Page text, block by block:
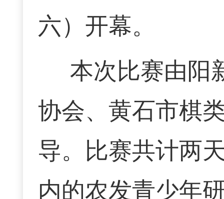
六）开幕。
本次比赛由阳
协会、黄石市棋
导。比赛共计两
内的农发青少年